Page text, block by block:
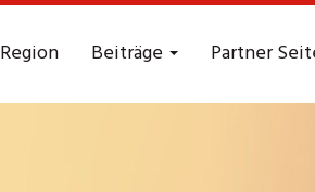
Region Beiträge Partner